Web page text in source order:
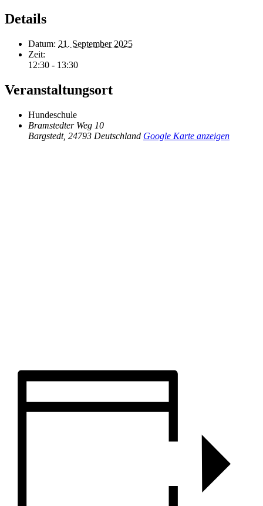
Details
Datum: 21. September 2025
Zeit:
12:30 - 13:30
Veranstaltungsort
Hundeschule
Bramstedter Weg 10
Bargstedt, 24793 Deutschland Google Karte anzeigen